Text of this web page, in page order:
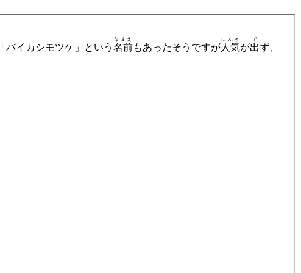
バイカシモツケ」という 名前
なまえ
もあったそうですが人気
にんき
が出
で
ず、